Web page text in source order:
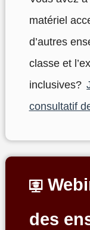
matériel
d’autres
classe et
inclusives?
consultatif
des